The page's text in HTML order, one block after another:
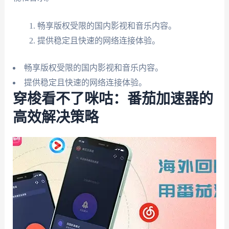
畅享版权受限的国内影视和音乐内容。
提供稳定且快速的网络连接体验。
畅享版权受限的国内影视和音乐内容。
提供稳定且快速的网络连接体验。
穿梭看不了咪咕：番茄加速器的
高效解决策略